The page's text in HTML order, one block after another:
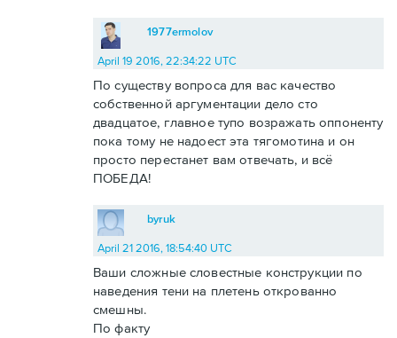
1977ermolov
April 19 2016, 22:34:22 UTC
По существу вопроса для вас качество
собственной аргументации дело сто
двадцатое, главное тупо возражать оппоненту
пока тому не надоест эта тягомотина и он
просто перестанет вам отвечать, и всё
ПОБЕДА!
byruk
April 21 2016, 18:54:40 UTC
Ваши сложные словестные конструкции по
наведения тени на плетень открованно
смешны.
По факту